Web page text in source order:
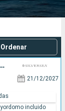
Ordenar
PUERTO RICO, SANTA LUCIA, ANTIGUA Y BARBUDA
21/12/2027
incluido